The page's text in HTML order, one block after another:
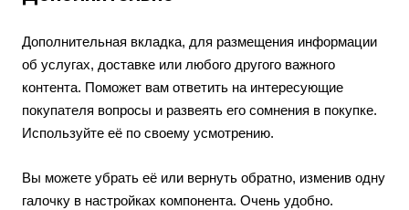
Дополнительная вкладка, для размещения информации
об услугах, доставке или любого другого важного
контента. Поможет вам ответить на интересующие
покупателя вопросы и развеять его сомнения в покупке.
Используйте её по своему усмотрению.
Вы можете убрать её или вернуть обратно, изменив одну
галочку в настройках компонента. Очень удобно.